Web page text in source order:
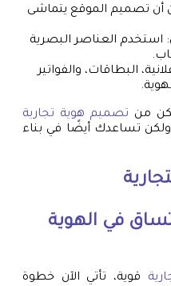
أن تصميم الموقع يتماشى
: استخدم العناصر البصرية
البطاقات، والفواتير
من تصميم هوية تجارية
تساعدك أيضًا في بناء
في الهوية
قوية، تأتي الآن خطوة